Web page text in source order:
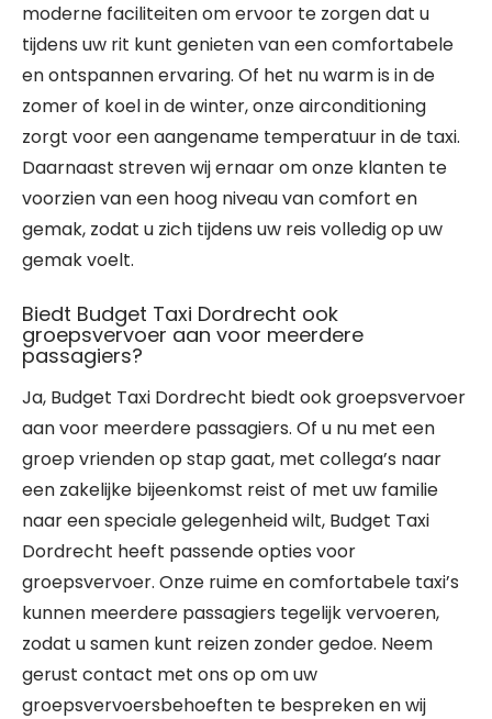
moderne faciliteiten om ervoor te zorgen dat u
tijdens uw rit kunt genieten van een comfortabele
en ontspannen ervaring. Of het nu warm is in de
zomer of koel in de winter, onze airconditioning
zorgt voor een aangename temperatuur in de taxi.
Daarnaast streven wij ernaar om onze klanten te
voorzien van een hoog niveau van comfort en
gemak, zodat u zich tijdens uw reis volledig op uw
gemak voelt.
Biedt Budget Taxi Dordrecht ook
groepsvervoer aan voor meerdere
passagiers?
Ja, Budget Taxi Dordrecht biedt ook groepsvervoer
aan voor meerdere passagiers. Of u nu met een
groep vrienden op stap gaat, met collega’s naar
een zakelijke bijeenkomst reist of met uw familie
naar een speciale gelegenheid wilt, Budget Taxi
Dordrecht heeft passende opties voor
groepsvervoer. Onze ruime en comfortabele taxi’s
kunnen meerdere passagiers tegelijk vervoeren,
zodat u samen kunt reizen zonder gedoe. Neem
gerust contact met ons op om uw
groepsvervoersbehoeften te bespreken en wij